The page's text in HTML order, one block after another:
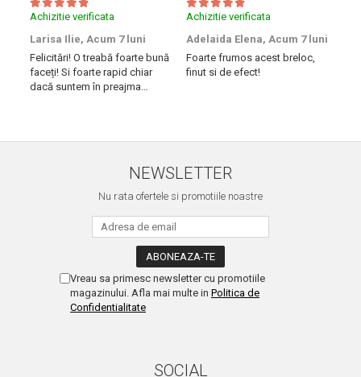
Achizitie verificata
Larisa Ilie, Acum 7 luni
Felicitări! O treabă foarte bună
faceți! Si foarte rapid chiar
dacă suntem în preajma
Achizitie verificata
Adelaida Elena, Acum 7 luni
Foarte frumos acest breloc,
finut si de efect!
NEWSLETTER
Nu rata ofertele si promotiile noastre
Vreau sa primesc newsletter cu promotiile
magazinului. Afla mai multe in Politica de
Confidentialitate
SOCIAL